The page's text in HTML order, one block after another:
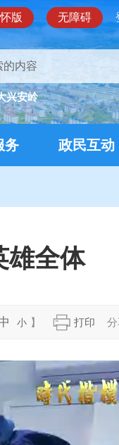
版 无障碍
兴安岭
务 政民互动
雄全体
小 】 打印 分